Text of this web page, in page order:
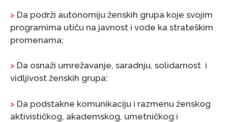
> Da podrži autonomiju ženskih grupa koje svojim
programima utiču na javnost i vode ka strateškim
promenama;
> Da osnaži umrežavanje, saradnju, solidarnost i
vidljivost ženskih grupa;
> Da podstakne komunikaciju i razmenu ženskog
aktivističkog, akademskog, umetničkog i